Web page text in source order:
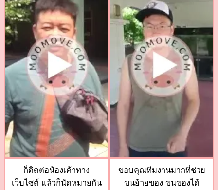
ก็ติดต่อน้องเค้าทาง
เว็บไซต์ แล้วก็นัดหมายกัน
ขอบคุณทีมงานมากที่ช่วย
ขนย้ายของ ขนของได้